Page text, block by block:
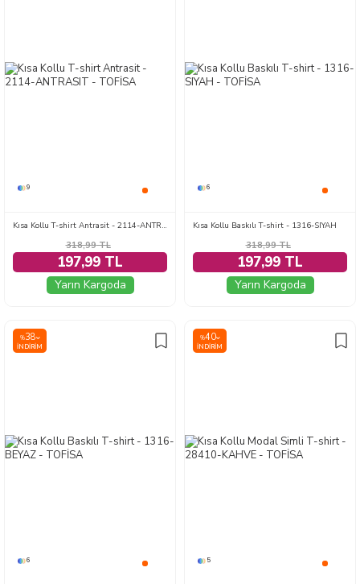
9
Kısa Kollu T-shirt Antrasit - 2114-ANTRASIT
318,99TL
197,99 TL
Yarın Kargoda
6
Kısa Kollu Baskılı T-shirt - 1316-SIYAH
318,99TL
197,99 TL
Yarın Kargoda
%38
İNDIRIM
6
%40
İNDIRIM
5